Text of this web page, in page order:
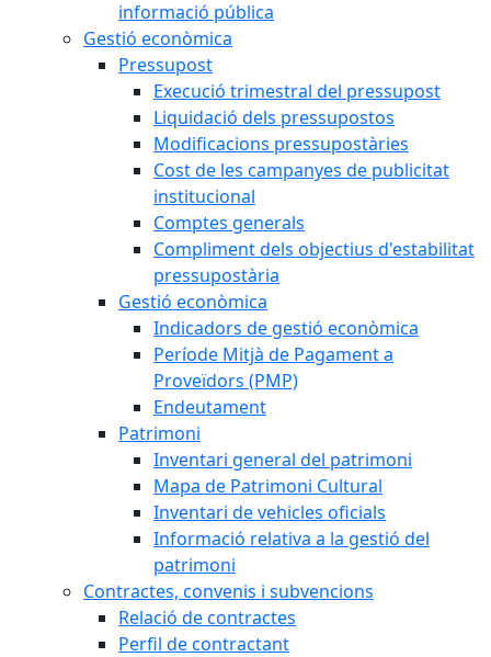
informació pública
Gestió econòmica
Pressupost
Execució trimestral del pressupost
Liquidació dels pressupostos
Modificacions pressupostàries
Cost de les campanyes de publicitat
institucional
Comptes generals
Compliment dels objectius d'estabilitat
pressupostària
Gestió econòmica
Indicadors de gestió econòmica
Període Mitjà de Pagament a
Proveïdors (PMP)
Endeutament
Patrimoni
Inventari general del patrimoni
Mapa de Patrimoni Cultural
Inventari de vehicles oficials
Informació relativa a la gestió del
patrimoni
Contractes, convenis i subvencions
Relació de contractes
Perfil de contractant